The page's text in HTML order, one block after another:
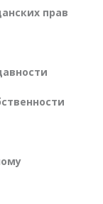
прав